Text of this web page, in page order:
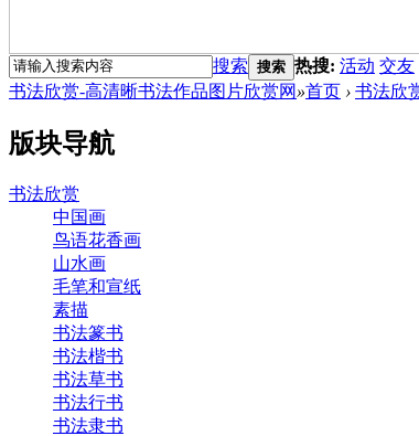
搜索 搜索 热搜: 活动 交友
书法欣赏-高清晰书法作品图片欣赏网 »首页 › 书法欣
版块导航
书法欣赏
中国画
鸟语花香画
山水画
毛笔和宣纸
素描
书法篆书
书法楷书
书法草书
‌书法行书
书法隶书